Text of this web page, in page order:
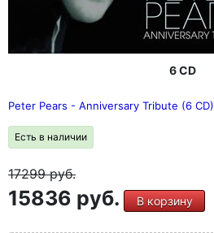
6 CD
Peter Pears - Anniversary Tribute (6 CD)
Есть в наличии
17299руб.
15836 руб. В корзину